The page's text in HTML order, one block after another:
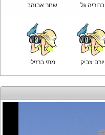
ברוריה גל שחר אבוהב
יורם צביק מתי ברזילי